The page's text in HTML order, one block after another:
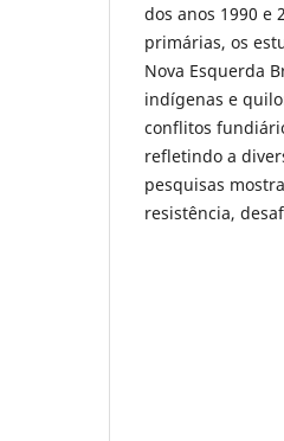
dos anos 1990 e
primárias, os
Nova Esquerda
indígenas e
conflitos
refletindo a
pesquisas
resistência,